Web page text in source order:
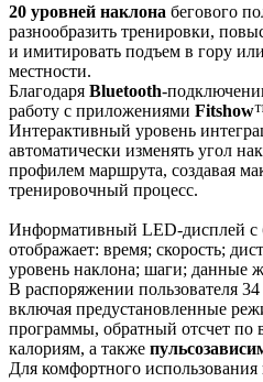
20 уровней наклона бегового
разнообразить тренировки,
и имитировать подъем в гору
местности.
Благодаря Bluetooth-
работу с приложениями Fitshow
Интерактивный уровень
автоматически изменять угол
профилем маршрута, создавая
тренировочный процесс.
Информативный LED-дисплей с
отображает: время; скорость;
уровень наклона; шаги; данные
В распоряжении пользователя
включая предустановленные
программы, обратный отсчет по
калориям, а также
Для комфортного